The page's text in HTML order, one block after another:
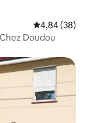
Prosječna
4,84 (38)
Doudou